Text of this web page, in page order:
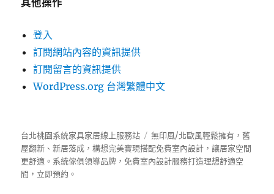
其他操作
登入
訂閱網站內容的資訊提供
訂閱留言的資訊提供
WordPress.org 台灣繁體中文
台北桃園系統家具家居線上服務站
無印風/北歐風輕鬆擁有，舊
屋翻新、新居落成，構想完美實現搭配免費室內設計，讓居家空間
更舒適。 系統傢俱領導品牌，免費室內設計服務打造理想舒適空
間，立即預約。